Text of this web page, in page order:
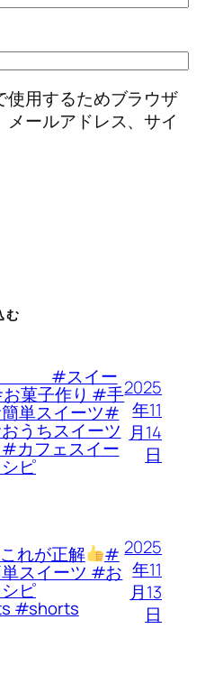
使用するためブラウザ
メールアドレス、サイ
む
#スイー
菓子作り #手
単スイーツ#
うちスイーツ
カフェスイー
ピ
2025
年11
月14
日
れが正解 #
スイーツ #お
ピ
#shorts
2025
年11
月13
日